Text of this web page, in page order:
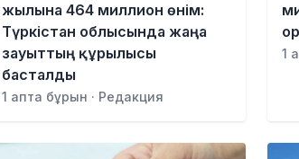
жылына 464 миллион өнім:
Түркістан облысында жаңа
зауыттың құрылысы
басталды
1 апта бұрын · Редакция
1